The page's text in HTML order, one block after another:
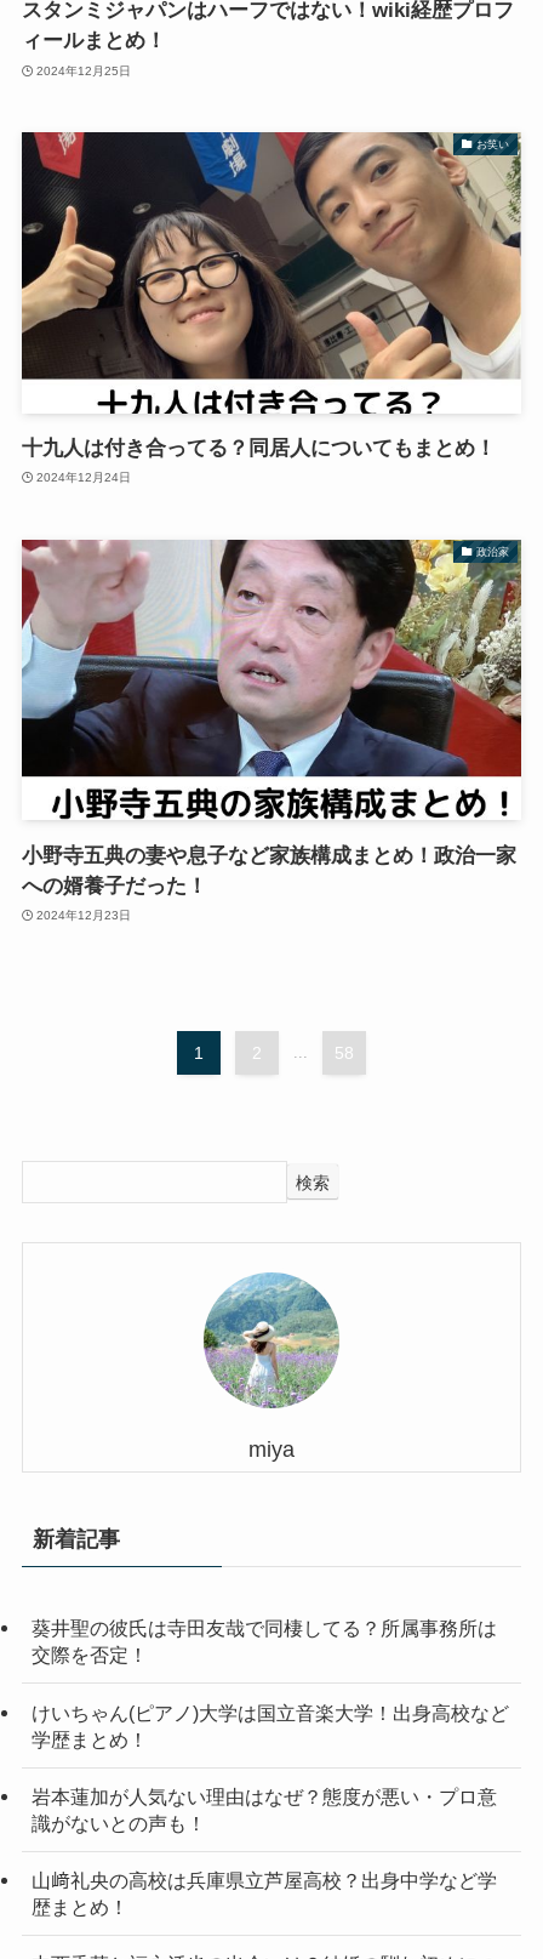
スタンミジャパンはハーフではない！wiki経歴プロフ
ィールまとめ！
2024年12月25日
お笑い
十九人は付き合ってる？同居人についてもまとめ！
2024年12月24日
政治家
小野寺五典の妻や息子など家族構成まとめ！政治一家
への婿養子だった！
2024年12月23日
1 2 ... 58
検索
miya
新着記事
葵井聖の彼氏は寺田友哉で同棲してる？所属事務所は
交際を否定！
けいちゃん(ピアノ)大学は国立音楽大学！出身高校など
学歴まとめ！
岩本蓮加が人気ない理由はなぜ？態度が悪い・プロ意
識がないとの声も！
山﨑礼央の高校は兵庫県立芦屋高校？出身中学など学
歴まとめ！